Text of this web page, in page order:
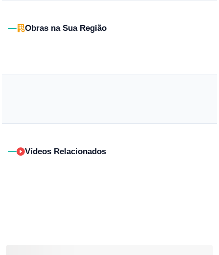
Obras na Sua Região
Vídeos Relacionados